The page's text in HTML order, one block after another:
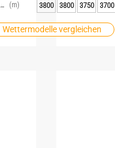
Regen-/Schneegrenze (m)
Wettermodelle vergleichen
3800
3800 3750 3700